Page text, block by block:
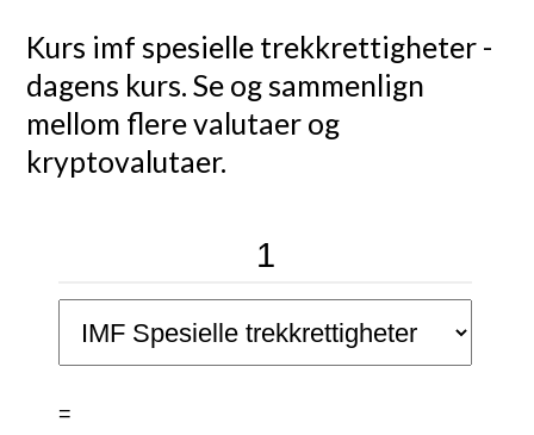
Kurs imf spesielle trekkrettigheter -
dagens kurs. Se og sammenlign
mellom flere valutaer og
kryptovalutaer.
=